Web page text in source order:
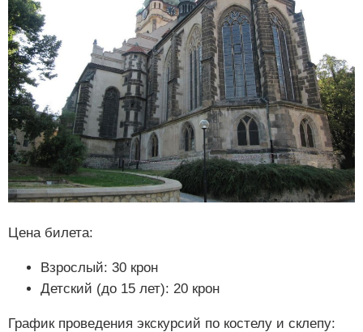
Цена билета:
Взрослый: 30 крон
Детский (до 15 лет): 20 крон
График проведения экскурсий по костелу и склепу: